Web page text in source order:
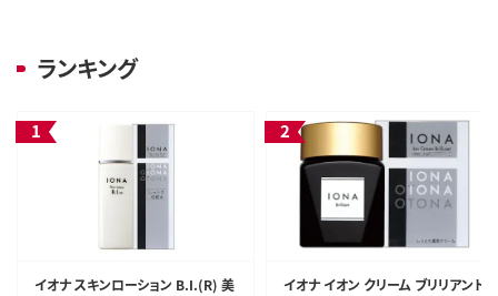
ランキング
イオナ スキンローション B.I.(R) 美
イオナ イオン クリーム ブリリアント